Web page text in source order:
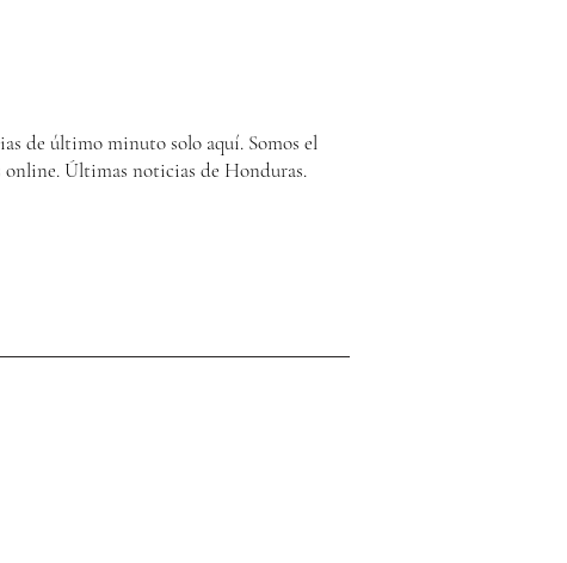
de último minuto solo aquí. Somos el
Últimas noticias de Honduras.